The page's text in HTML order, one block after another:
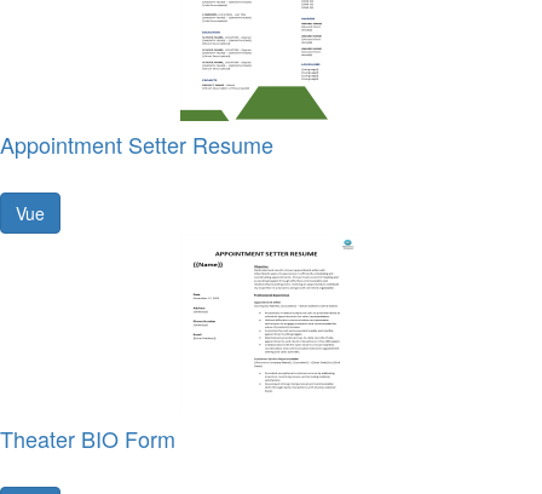
Appointment Setter Resume
Vue
Theater BIO Form